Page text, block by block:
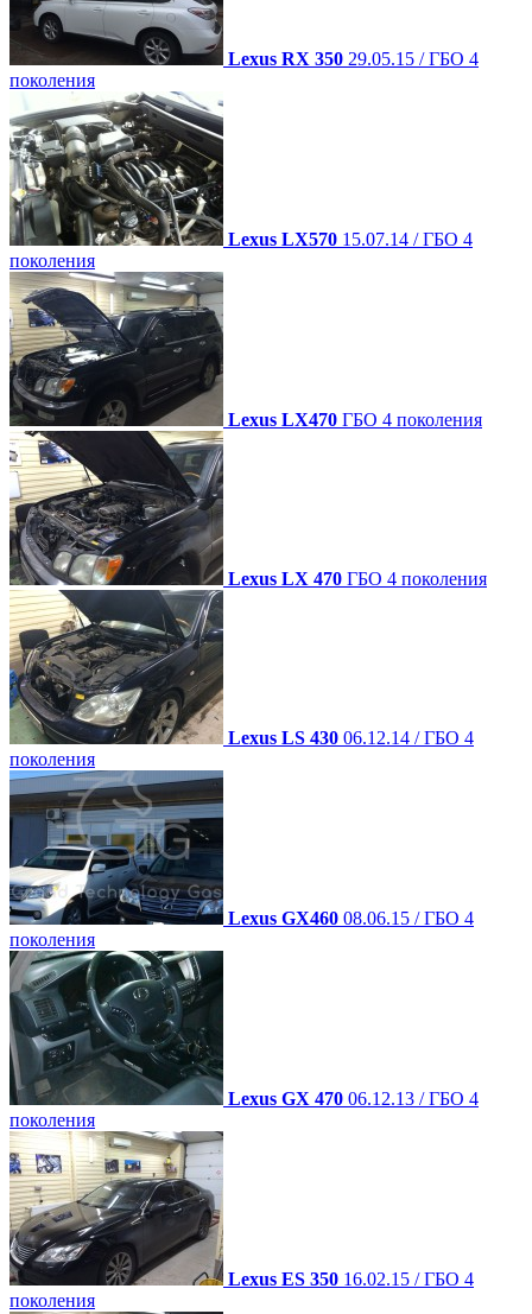
Lexus RX 350 29.05.15 / ГБО 4
поколения
Lexus LX570 15.07.14 / ГБО 4
поколения
Lexus LX470 ГБО 4 поколения
Lexus LX 470 ГБО 4 поколения
Lexus LS 430 06.12.14 / ГБО 4
поколения
Lexus GX460 08.06.15 / ГБО 4
поколения
Lexus GX 470 06.12.13 / ГБО 4
поколения
Lexus ES 350 16.02.15 / ГБО 4
поколения